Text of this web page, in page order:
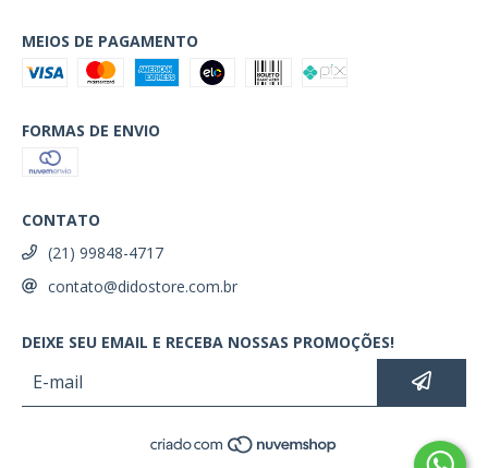
MEIOS DE PAGAMENTO
FORMAS DE ENVIO
CONTATO
(21) 99848-4717
contato@didostore.com.br
DEIXE SEU EMAIL E RECEBA NOSSAS PROMOÇÕES!